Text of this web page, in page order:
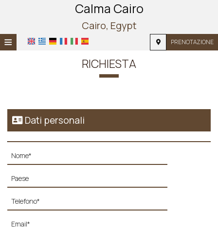
Calma Cairo
Cairo, Egypt
≡ PRENOTAZIONE
HOME
POSIZIONE
FOTOGRAFIE
RICHIESTA
Dati personali